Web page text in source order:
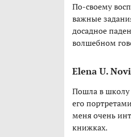
По-своему
важные
досадное
волшебном
Elena U.
Пошла в школу
его
меня очень
книжках.